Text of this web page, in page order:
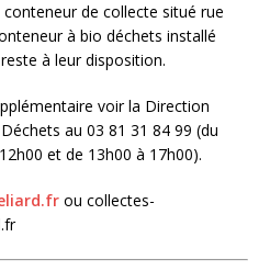
de collecte situé rue
à bio déchets installé
à leur disposition.
voir la Direction
au 03 81 31 84 99 (du
et de 13h00 à 17h00).
ou collectes-